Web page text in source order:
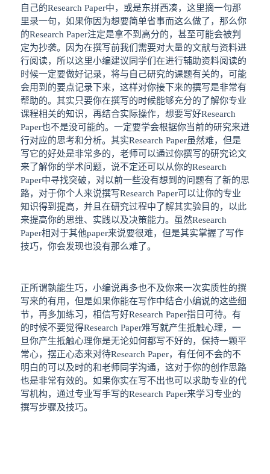
自己的Research Paper中，或是东拼西凑，这里摘一句那
里录一句，如果你因为想要简单省事而这么做了，那么你
的Research Paper注定是拿不到高分的，甚至可能会被判
定为抄袭。因为在撰写前我们需要对大量的文献与资料进
行阅读，所以这里小编建议同学们在进行辅助资料阅读的
时候一定要做好记录，将与自己研究的课题有关的，可能
会用到的要点记录下来，这样对你接下来的撰写是非常有
帮助的。其实只要你在撰写的时候能够充分的了解你专业
课程相关的知识，再结合实际操作，想要写好Research
Paper也不是没可能的。一定要学会根据你当前的研究来进
行对应的思考和分析。其实Research Paper虽然难，但是
写它的好处是非常多的，老师可以通过你撰写的研究论文
来了解你的学术问题，说不定还可以从你的Research
Paper中寻找突破，对以前一些没有想到的问题有了新的思
路，对于你个人来说撰写Research Paper可以让你的专业
知识得到提高，并且在研究过程中了解其实验目的，以此
来提高你的思维、实践以及决策能力。虽然Research
Paper相对于其他paper来说要很难，但是其实掌握了写作
技巧，你会发现也没有那么难了。
正所谓孰能生巧，小编说再多也不及你来一次实质性的撰
写来的有用，但是如果你能在写作中结合小编说的这些细
节，再多加练习，相信写好Research Paper指日可待。有
的时候不要觉得Research Paper难写就产生抵触心理，一
旦你产生抵触心理你是无论如何都写不好的，保持一颗平
常心，摆正心态来对待Research Paper，有任何不会的不
明白的可以及时的和老师同学沟通，这对于你的创作思路
也是非常有效的。如果你实在写不出也可以求助专业的代
写机构，通过专业写手写的Research Paper来学习专业的
撰写步骤及技巧。